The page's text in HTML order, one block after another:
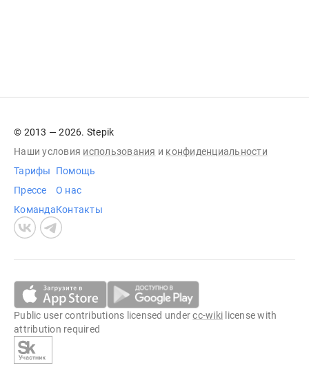
© 2013 — 2026. Stepik
Наши условия использования и конфиденциальности
Тарифы
Прессе
Команда
Помощь
О нас
Контакты
Public user contributions licensed undercc-wiki license with
attribution required